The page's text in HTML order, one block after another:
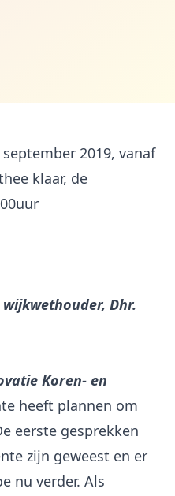
2019, vanaf
klaar, de
Dhr.
Koren- en
heeft plannen om
eerste gesprekken
zijn geweest en er
nu verder. Als